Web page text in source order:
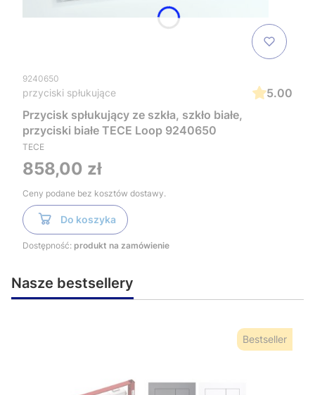
9240650
przyciski spłukujące
5.00
Przycisk spłukujący ze szkła, szkło białe,
przyciski białe TECE Loop 9240650
TECE
Cena
858,00 zł
Ceny podane bez kosztów dostawy.
Do koszyka
Dostępność: produkt na zamówienie
Nasze bestsellery
Bestseller